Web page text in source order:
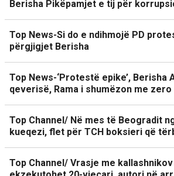
Berisha Pikëpamjet e tij për
Top News-Si do e ndihmojë PD
përgjigjet Berisha
Top News-‘Protestë epike’, Berisha
qeverisë, Rama i shumëzon me zero
Top Channel/ Në mes të Beogradit
kueqezi, flet për TCH boksieri që
Top Channel/ Vrasje me